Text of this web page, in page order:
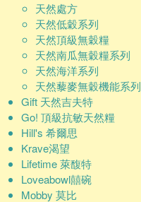
天然處方
天然低穀系列
天然頂級無穀糧
天然南瓜無穀糧系列
天然海洋系列
天然藜麥無穀機能系列
Gift 天然吉夫特
Go! 頂級抗敏天然糧
Hill's 希爾思
Krave渴望
Lifetime 萊馥特
Loveabowl囍碗
Mobby 莫比